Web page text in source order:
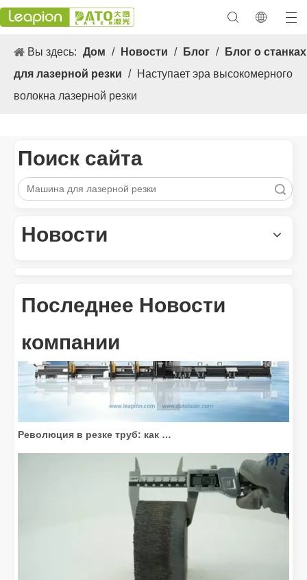
Вы здесь: Дом / Новости / Блог /
Блог о станках
для лазерной резки / Наступает эра высокомерного
волокна лазерной резки
Поиск сайта
Новости
Последнее Новости
компании
Универсальные 3. Применение и выдающиеся особенности
Революция в резке труб: как станки для лазерной резки труб меняют производство